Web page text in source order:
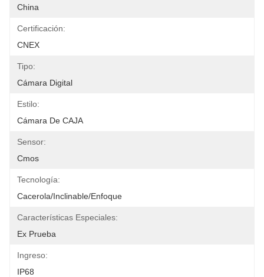
China
Certificación:
CNEX
Tipo:
Cámara Digital
Estilo:
Cámara De CAJA
Sensor:
Cmos
Tecnología:
Cacerola/inclinable/enfoque
Características Especiales:
Ex Prueba
Ingreso:
IP68